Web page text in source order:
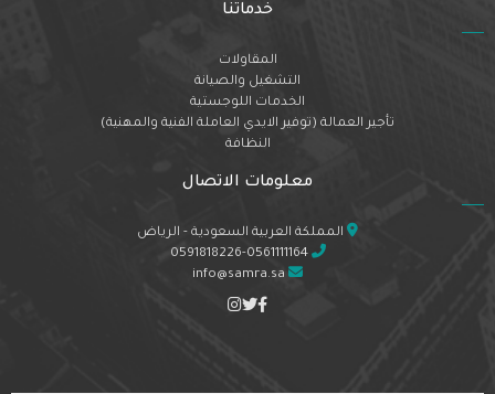
خدماتنا
المقاولات
التشغيل والصيانة
الخدمات اللوجستية
تأجير العمالة (توفير الايدي العاملة الفنية والمهنية)
النظافة
معلومات الاتصال
المملكة العربية السعودية - الرياض
0591818226-0561111164
info@samra.sa